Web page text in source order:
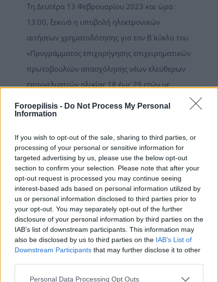
Foroepilisis - Do Not Process My Personal
Information
If you wish to opt-out of the sale, sharing to third parties, or
processing of your personal or sensitive information for
targeted advertising by us, please use the below opt-out
section to confirm your selection. Please note that after your
opt-out request is processed you may continue seeing
interest-based ads based on personal information utilized by
us or personal information disclosed to third parties prior to
your opt-out. You may separately opt-out of the further
disclosure of your personal information by third parties on the
IAB’s list of downstream participants. This information may
also be disclosed by us to third parties on the IAB’s List of
Downstream Participants that may further disclose it to other
Personal Data Processing Opt Outs
Τη Δευτέρα 13 Φεβρουαρίου 2023 και ώρα
13:00, ξεκινά η υποβολή ηλεκτρονικών
αιτήσεων χρηματοδότησης για τον Β΄ κύκλο του
«Προγράμματος επιχορήγησης επιχειρηματικών
πρωτοβουλιών απασχόλησης νέων ελεύθερων
επαγγελματιών ηλικίας 18 έως 29 ετών με
επιχορήγηση 14.800 € . Ο στόχος της δράσης,
αυτοαπασχόληση 1.500 νέων ανέργων μέσω
της δημιουργίας βιώσιμων επιχειρήσεων, με
έμφαση στην ψηφιακή οικονομία. Η
προθεσμία υποβολής αιτήσεων λήγει την
Δευτέρα 13 Μαρτίου 2023 και ώρα 15:00. Η
επιχορήγηση ανέρχεται σε 14.800 € και θα
καταβληθεί σε τρεις δόσεις ως εξής: 1η δόση
4.000 €, μετά την έναρξη δραστηριότητας στη